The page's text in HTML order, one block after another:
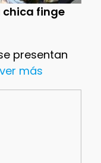
chica finge
presentan
más